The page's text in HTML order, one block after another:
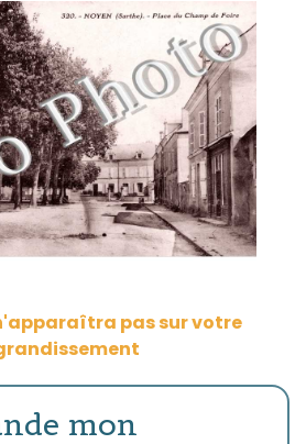
pas sur votre
mon